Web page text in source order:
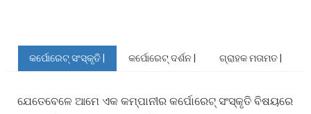
କର୍ପୋରେଟ୍ ସଂସ୍କୃତି | କର୍ପୋରେଟ୍ ଦର୍ଶନ | ଗ୍ରାହକ ମତାମତ |
ଯେତେବେଳେ ଆମେ ଏକ କମ୍ପାନୀର କର୍ପୋରେଟ୍ ସଂସ୍କୃତି ବିଷୟରେ